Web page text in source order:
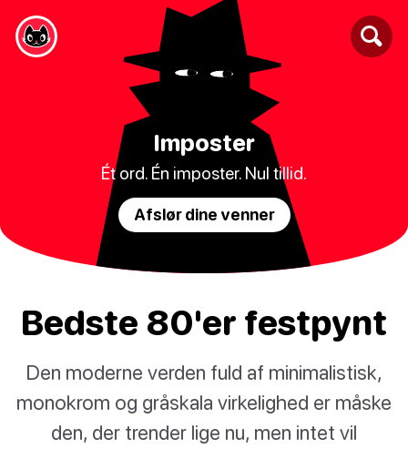
Imposter
Ét ord. Én imposter. Nul tillid.
Afslør dine venner
Bedste 80'er festpynt
Den moderne verden fuld af minimalistisk,
monokrom og gråskala virkelighed er måske
den, der trender lige nu, men intet vil